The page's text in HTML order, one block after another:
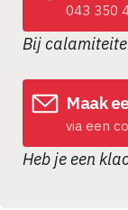
043 350
Bij
Maak
via een
Heb je een